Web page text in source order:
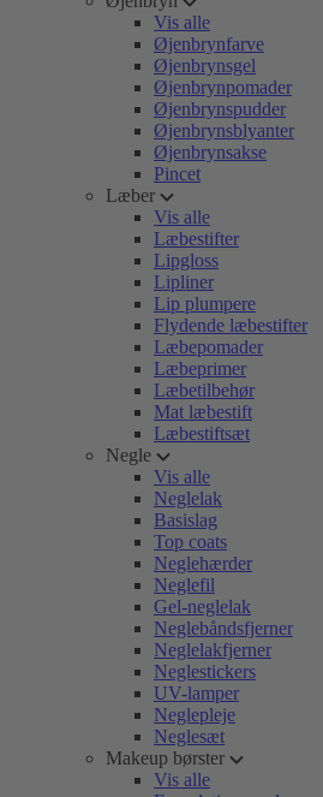
Vis alle
Øjenbrynfarve
Øjenbrynsgel
Øjenbrynpomader
Øjenbrynspudder
Øjenbrynsblyanter
Øjenbrynsakse
Pincet
Læber
Vis alle
Læbestifter
Lipgloss
Lipliner
Lip plumpere
Flydende læbestifter
Læbepomader
Læbeprimer
Læbetilbehør
Mat læbestift
Læbestiftsæt
Negle
Vis alle
Neglelak
Basislag
Top coats
Neglehærder
Neglefil
Gel-neglelak
Neglebåndsfjerner
Neglelakfjerner
Neglestickers
UV-lamper
Neglepleje
Neglesæt
Makeup børster
Vis alle